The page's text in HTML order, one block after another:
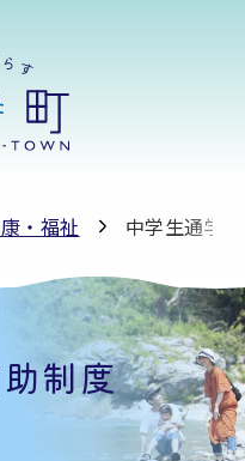
・福祉 中学生通学
制度